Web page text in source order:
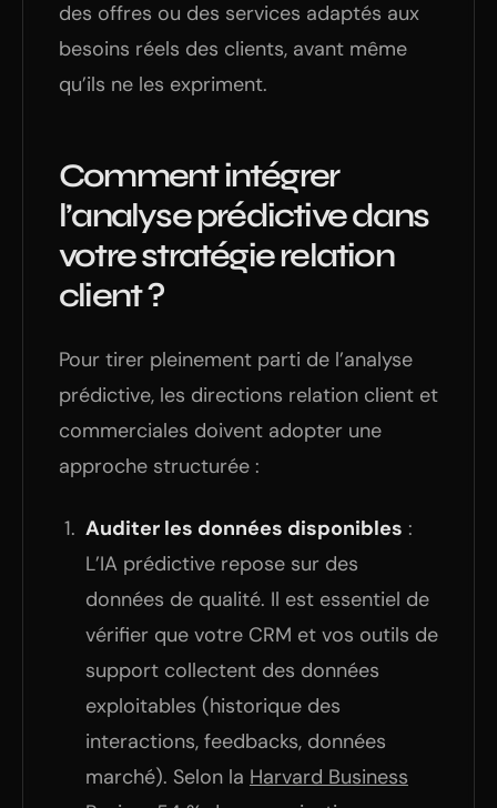
des offres ou des services adaptés aux
besoins réels des clients, avant même
qu’ils ne les expriment.
Comment intégrer
l’analyse prédictive dans
votre stratégie relation
client ?
Pour tirer pleinement parti de l’analyse
prédictive, les directions relation client et
commerciales doivent adopter une
approche structurée :
Auditer les données disponibles :
L’IA prédictive repose sur des
données de qualité. Il est essentiel de
vérifier que votre CRM et vos outils de
support collectent des données
exploitables (historique des
interactions, feedbacks, données
marché). Selon la Harvard Business